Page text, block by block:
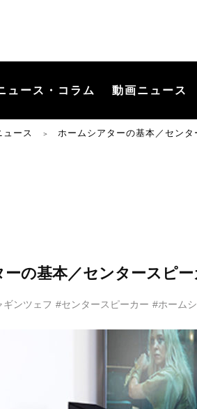
ュース・コラム 動画ニュース
ュース ＞ ホームシアターの基本／セン
の基本／センタースピ
ンツェフ #センタースピーカー #ホーム